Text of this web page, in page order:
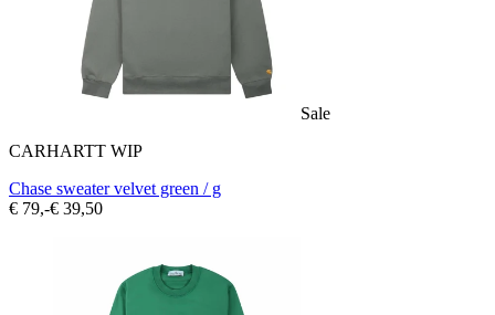
Sale
CARHARTT WIP
Chase sweater velvet green / g
€ 79,-€ 39,50